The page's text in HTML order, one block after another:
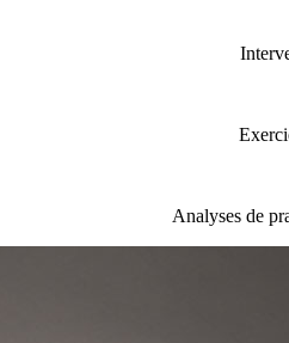
Analyses de